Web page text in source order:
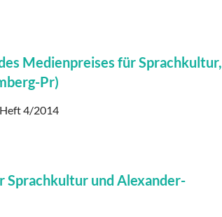
Medienpreises für
Pr)
Heft 4/2014
Sprachkultur und Alexander-